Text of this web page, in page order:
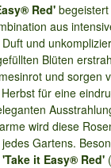
Red'begeistert
aus
und
Blüten
und sorgen
für eine
wird diese
Gartens.
it Easy® Red'